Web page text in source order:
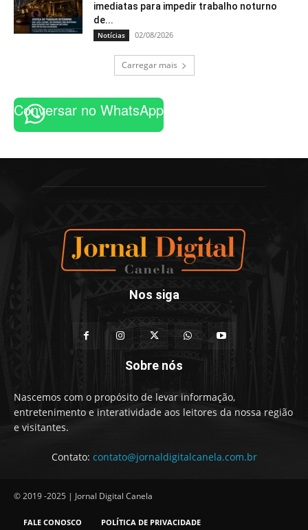
imediatas para impedir trabalho noturno
de...
Notícias 02/08/2026
Carregar mais
Conversar no WhatsApp
Nos siga
Sobre nós
Nascemos com o propósito de levar informação,
entretenimento e interatividade aos leitores da nossa região
e visitantes.
Contato: contato@jornaldigitalcanela.com.br
© 2019 -2025 | Jornal Digital Canela
FALE CONOSCO POLÍTICA DE PRIVACIDADE